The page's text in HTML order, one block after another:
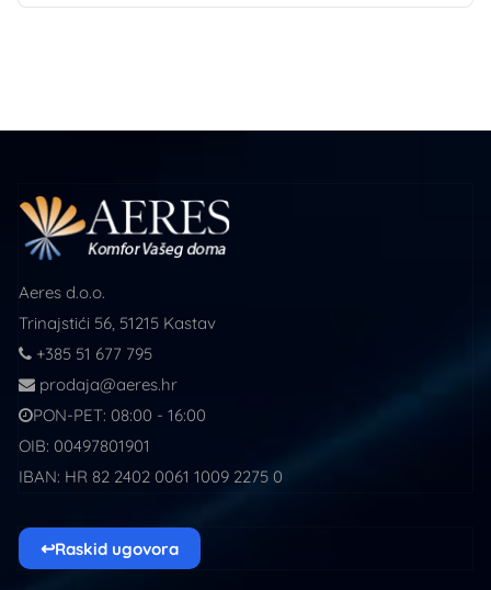
Aeres d.o.o.
Trinajstići 56, 51215 Kastav
+385 51 677 795
prodaja@aeres.hr
PON-PET: 08:00 - 16:00
OIB: 00497801901
IBAN: HR 82 2402 0061 1009 2275 0
↩Raskid ugovora